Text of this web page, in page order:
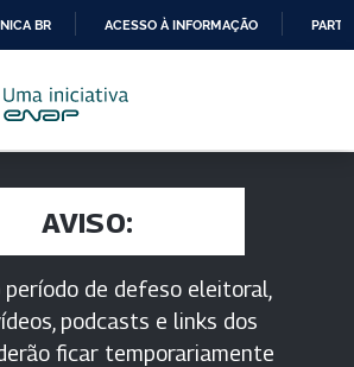
PARA
CONTEÚDO
BR ACESSO À INFORMAÇÃO
AVISO:
período de defeso eleitoral,
podcasts e links dos
ficar temporariamente